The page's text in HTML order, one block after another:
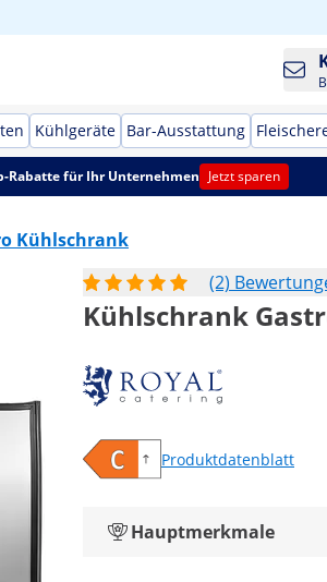
Kühlgeräte Bar-Ausstattung
Rabatte für Ihr Unternehmen Jetzt sparen
Kühlschrank
(2)
Kühlschrank
Produktdatenblatt
Hauptmerkmale